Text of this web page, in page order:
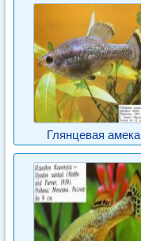
Глянцевая амека